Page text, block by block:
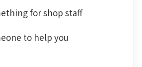
for shop staff
to help you